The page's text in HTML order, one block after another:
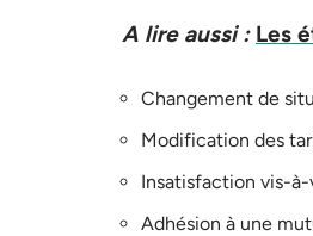
A lire aussi : Les
Changement de
Modification des
Insatisfaction vis-
Adhésion à une